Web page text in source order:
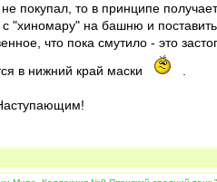
покупал, то в принципе
"хиномару" на башню и
что пока смутило - это
в нижний край маски